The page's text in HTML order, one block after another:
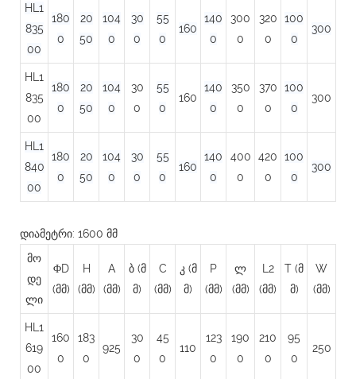
HL1
835
00
180
0
20
50
104
0
30
0
55
0
160
140
0
300
0
320
0
100
0
300
HL1
835
00
180
0
20
50
104
0
30
0
55
0
160
140
0
350
0
370
0
100
0
300
HL1
840
00
180
0
20
50
104
0
30
0
55
0
160
140
0
400
0
420
0
100
0
300
დიამეტრი: 1600 მმ
მო
დე
ლი
ΦD
(მმ)
H
(მმ)
A
(მმ)
ბ (მ
მ)
C
(მმ)
კ (მ
მ)
P
(მმ)
ლ
(მმ)
L2
(მმ)
T (მ
მ)
W
(მმ)
HL1
619
00
160
0
183
0
925
30
0
45
0
110
123
0
190
0
210
0
95
0
250